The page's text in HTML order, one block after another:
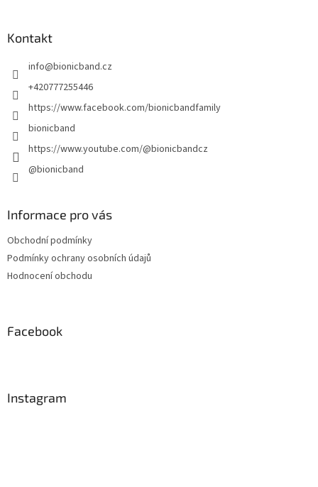
Kontakt
info@bionicband.cz
+420777255446
https://www.facebook.com/bionicbandfamily
bionicband
https://www.youtube.com/@bionicbandcz
@bionicband
Informace pro vás
Obchodní podmínky
Podmínky ochrany osobních údajů
Hodnocení obchodu
Facebook
Instagram